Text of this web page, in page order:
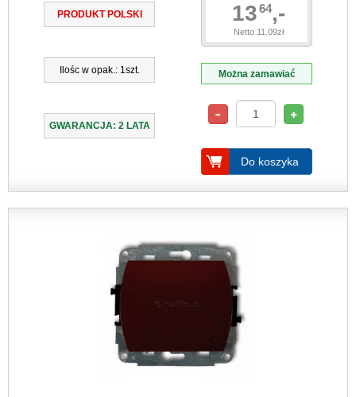
PRODUKT POLSKI
Ilośc w opak.: 1szt.
GWARANCJA: 2 LATA
1364,-
Netto 11.09zł
Można zamawiać
Do koszyka